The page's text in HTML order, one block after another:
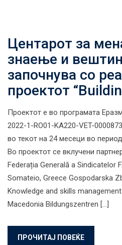
Центарот за
знаење и
започнува со
проектот
Проектот е во програмата
2022-1-RO01-KA220-VET-
во текот на 24 месеци во
Во проектот се вклучени
Federația Generală a Sindicatelor
Somateio, Greece Gospodarska
Knowledge and skills
Macedonia Bildungszentren […]
ПРОЧИТАЈ ПОВЕЌЕ